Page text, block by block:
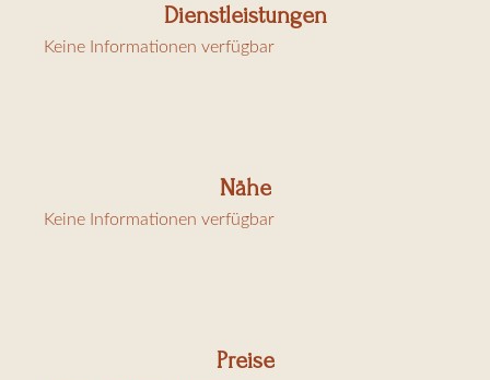
Dienstleistungen
Keine Informationen verfügbar
Nähe
Keine Informationen verfügbar
Preise